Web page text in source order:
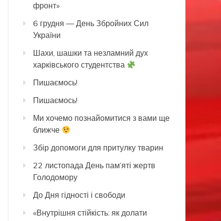
фронт»
6 грудня — День Збройних Сил
України
Шахи, шашки та незламний дух
харківського студентства
Пишаємось!
Пишаємось!
Ми хочемо познайомитися з вами ще
ближче
Збір допомоги для притулку тварин
22 листопада День пам’яті жертв
Голодомору
До Дня гідності і свободи
«Внутрішня стійкість: як долати